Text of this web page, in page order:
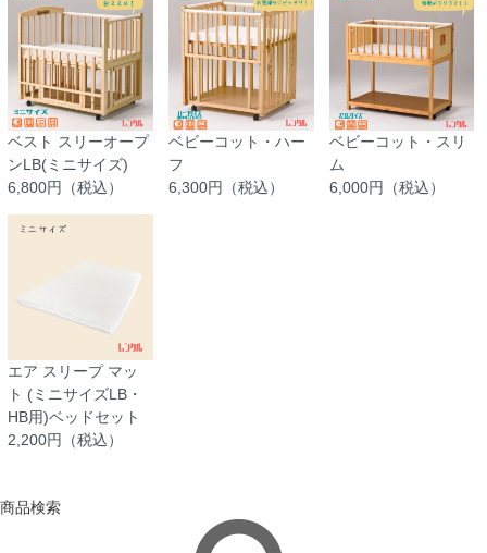
ベスト スリーオープ
ンLB(ミニサイズ)
6,800円（税込）
ベビーコット・ハー
フ
6,300円（税込）
ベビーコット・スリ
ム
6,000円（税込）
エア スリープ マッ
ト (ミニサイズLB・
HB用)ベッドセット
2,200円（税込）
商品検索